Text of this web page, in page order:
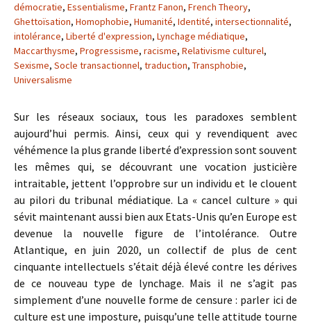
démocratie, Essentialisme, Frantz Fanon, French Theory,
Ghettoïsation, Homophobie, Humanité, Identité, intersectionnalité,
intolérance, Liberté d'expression, Lynchage médiatique,
Maccarthysme, Progressisme, racisme, Relativisme culturel,
Sexisme, Socle transactionnel, traduction, Transphobie,
Universalisme
Sur les réseaux sociaux, tous les paradoxes semblent
aujourd’hui permis. Ainsi, ceux qui y revendiquent avec
véhémence la plus grande liberté d’expression sont souvent
les mêmes qui, se découvrant une vocation justicière
intraitable, jettent l’opprobre sur un individu et le clouent
au pilori du tribunal médiatique. La « cancel culture » qui
sévit maintenant aussi bien aux Etats-Unis qu’en Europe est
devenue la nouvelle figure de l’intolérance. Outre
Atlantique, en juin 2020, un collectif de plus de cent
cinquante intellectuels s’était déjà élevé contre les dérives
de ce nouveau type de lynchage. Mais il ne s’agit pas
simplement d’une nouvelle forme de censure : parler ici de
culture est une imposture, puisqu’une telle attitude tourne